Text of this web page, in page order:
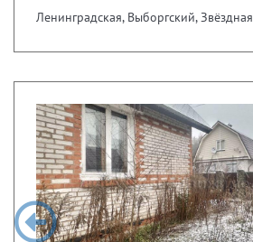
Ленинградская, Выборгский, Звёздная